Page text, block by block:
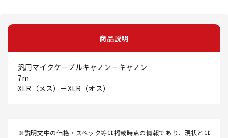
商品説明
汎用マイクケーブルキャノンーキャノン
7m
XLR（メス）ーXLR（オス）
※説明文中の価格・スペック等は掲載時点の情報であり、現状とは